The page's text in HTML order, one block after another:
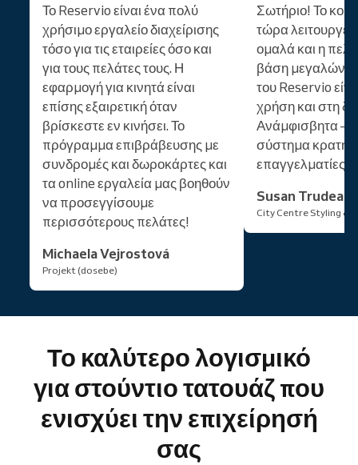
Το Reservio είναι ένα πολύ
χρήσιμο εργαλείο διαχείρισης
τόσο για τις εταιρείες όσο και
για τους πελάτες τους. Η
εφαρμογή για κινητά είναι
επίσης εξαιρετική όταν
βρίσκεστε εν κινήσει. Το
πρόγραμμα επιβράβευσης με
συνδρομές και δωροκάρτες και
τα online εργαλεία μας βοηθούν
να προσεγγίσουμε
περισσότερους πελάτες!
Michaela Vejrostová
Projekt (dosebe)
Σωτήριο! Το
τώρα λειτουργεί
ομαλά και η
βάση
του Reservio
χρήση και στη
Ανάμφισβητα —
σύστημα
επαγγελματίες
Susan Trudeau
City Centre Styling &
Το καλύτερο λογισμικό
για στούντιο τατουάζ που
ενισχύει την επιχείρησή
σας